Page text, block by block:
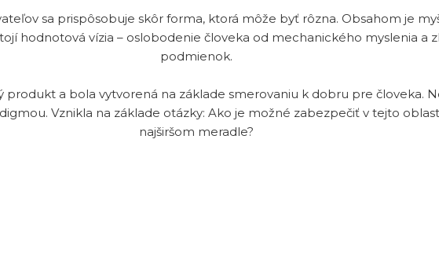
sa prispôsobuje skôr forma, ktorá môže byť rôzna. Obsahom je
hodnotová vízia – oslobodenie človeka od mechanického myslenia a
podmienok.
a bola vytvorená na základe smerovaniu k dobru pre človeka.
Vznikla na základe otázky: Ako je možné zabezpečiť v tejto
najširšom meradle?